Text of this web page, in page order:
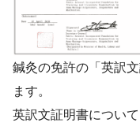
鍼灸の免許の「英訳
ます。
英訳文証明書につい